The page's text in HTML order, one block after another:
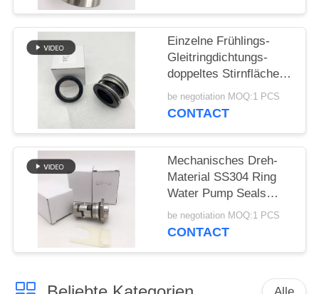
Einzelne Frühlings-
Gleitringdichtungs-
doppeltes Stirnfläche-
Gummi-Gebrüll
be negotiation MOQ:1 PCS
CONTACT
Mechanisches Dreh-
Material SS304 Ring
Water Pump Seals
12mm
be negotiation MOQ:1 PCS
CONTACT